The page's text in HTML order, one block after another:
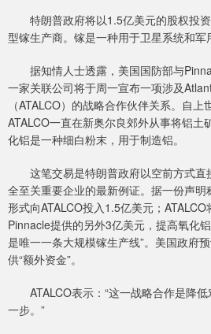
特朗普政府将以1.5亿美元的股权投资
型镓生产商。镓是一种用于卫星系统和军
据知情人士透露，美国国防部与
一家关联公司将于周一宣布一项涉及
（ATALCO）的战略合作伙伴关系。自上
ATALCO一直在新奥尔良郊外从事将铝土
化铝是一种细白粉末，用于制造铝。
这笔交易是特朗普政府以空前方式直
全至关重要企业的最新例证。据一份声
形式向ATALCO投入1.5亿美元；
Pinnacle提供的另外3亿美元，提高氧化
是唯一一条大规模镓生产线”。美国政府
供“额外资金”。
ATALCO表示：“这一战略合作是降低
一步。”